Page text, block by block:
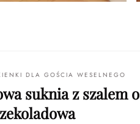
DLA GOŚCIA WESELNEGO
suknia z szalem o